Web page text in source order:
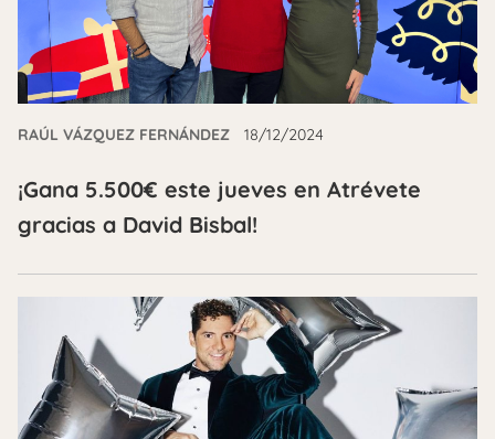
RAÚL VÁZQUEZ FERNÁNDEZ 18/12/2024
¡Gana 5.500€ este jueves en Atrévete
gracias a David Bisbal!